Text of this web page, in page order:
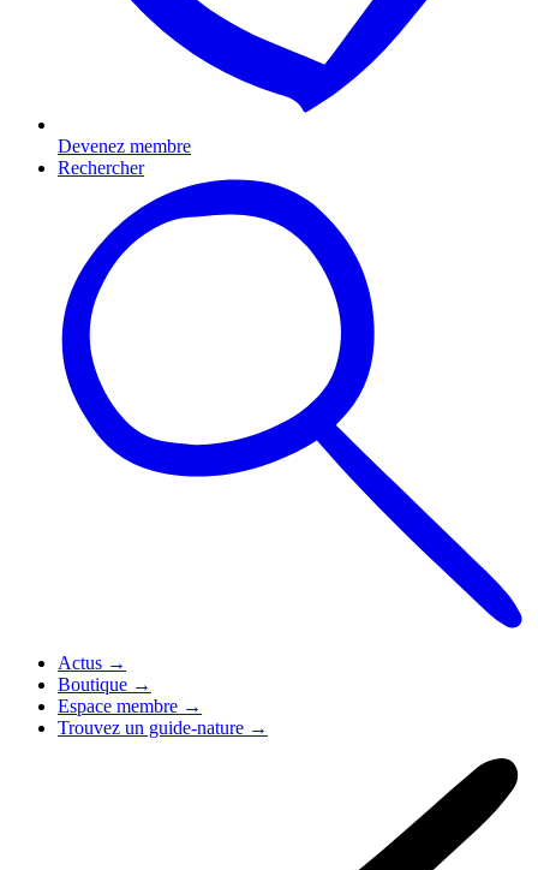
Devenez membre
Rechercher
Actus →
Boutique →
Espace membre →
Trouvez un guide-nature →